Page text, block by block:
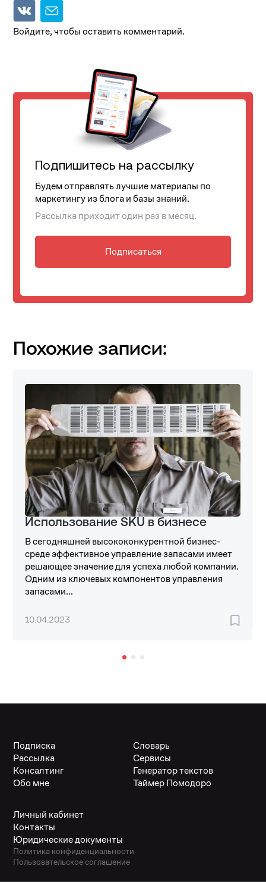
Войдите, чтобы оставить комментарий.
Подпишитесь на рассылку
Будем отправлять лучшие материалы по
маркетингу из блога и базы знаний.
Рассылка приходит один раз в месяц.
Подписаться
Похожие записи:
Использование SKU в бизнесе
В сегодняшней высококонкурентной бизнес-
среде эффективное управление запасами имеет
решающее значение для успеха любой компании.
Одним из ключевых компонентов управления
запасами...
10.04.2023
Подписка
Рассылка
Консалтинг
Обо мне
Словарь
Сервисы
Генератор текстов
Таймер Помодоро
Личный кабинет
Контакты
Юридические документы
Политика конфиденциальности
Пользовательское соглашение